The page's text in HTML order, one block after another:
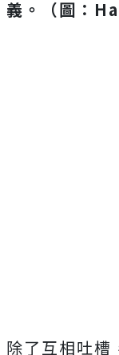
義。（圖：
除了互相吐槽